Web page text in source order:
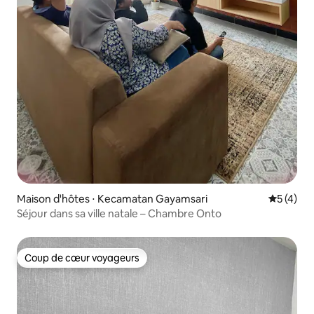
Maison d'hôtes ⋅ Kecamatan Gayamsari
5 (4)
Séjour dans sa ville natale – Chambre Onto
Coup de cœur voyageurs
Coup de cœur voyageurs